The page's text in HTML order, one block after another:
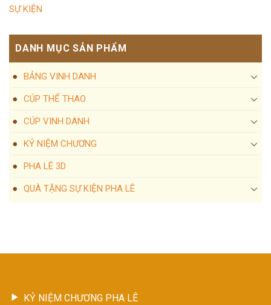
SỰ KIỆN
DANH MỤC SẢN PHẨM
BẢNG VINH DANH
CÚP THỂ THAO
CÚP VINH DANH
KỶ NIỆM CHƯƠNG
PHA LÊ 3D
QUÀ TẶNG SỰ KIỆN PHA LÊ
KỶ NIỆM CHƯƠNG PHA LÊ